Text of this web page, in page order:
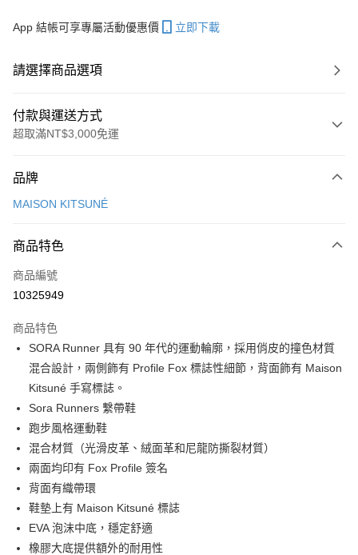
App 結帳可享專屬活動優惠價 立即下載
請選擇商品選項
付款與運送方式
超取滿NT$3,000免運
信用卡一次付款
ATM付款
每筆NT$100，滿NT$3,000(含以上)免運費
付款後萊爾富取貨
每筆NT$100
付款後7-11取貨
每筆NT$100，滿NT$3,000(含以上)免運費
宅配
每筆NT$100，滿NT$3,000(含以上)免運費
品牌
MAISON KITSUNÉ
商品特色
商品編號
10325949
商品特色
SORA Runner 具有 90 年代的運動輪廓，採用俏皮的撞色材質
混合設計，兩側飾有 Profile Fox 標誌性細節，背面飾有 Maison
Kitsuné 手寫標誌。
Sora Runners 繫帶鞋
跑步風格運動鞋
混合材質（光滑皮革、絨面革和尼龍防撕裂材質）
兩面均印有 Fox Profile 簽名
背面有織帶環
鞋墊上有 Maison Kitsuné 標誌
EVA 泡沫中底，穩定舒適
橡膠大底提供額外的耐用性